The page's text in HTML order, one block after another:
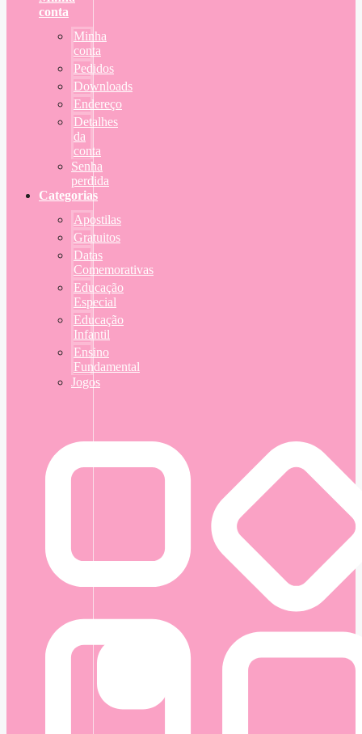
conta
Minha
conta
Pedidos
Downloads
Endereço
Detalhes
da
conta
Senha
perdida
Categorias
Apostilas
Gratuitos
Datas
Comemorativas
Educação
Especial
Educação
Infantil
Ensino
Fundamental
Jogos